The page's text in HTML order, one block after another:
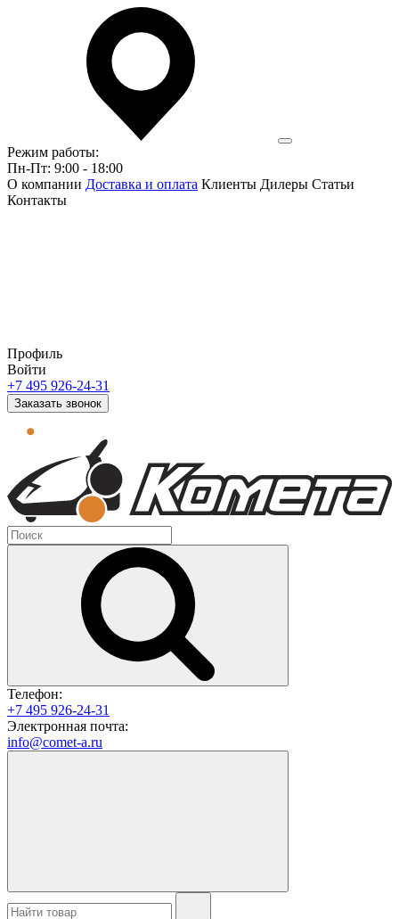
Режим работы:
Пн-Пт: 9:00 - 18:00
О компании Доставка и оплата Клиенты Дилеры Статьи
Контакты
Профиль
Войти
+7 495 926-24-31
Заказать звонок
Телефон:
+7 495 926-24-31
Электронная почта:
info@comet-a.ru